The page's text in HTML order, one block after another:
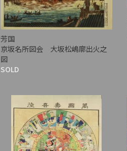
芳国
京坂名所図会 大坂松嶋廓出火之
図
SOLD